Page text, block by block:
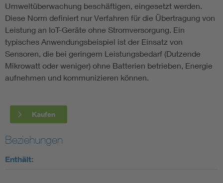
Umweltüberwachung beschäftigen, eingesetzt werden.
Diese Norm definiert nur Verfahren für die Übertragung von
Leistung an IoT-Geräte ohne Stromversorgung. Ein
typisches Anwendungsbeispiel ist der Einsatz von
Sensoren, die bei geringem Leistungsbedarf (Dutzende
Mikrowatt oder weniger) ohne Batterien betrieben, Energie
aufnehmen und kommunizieren können.
Kaufen
Beziehungen
Enthält: